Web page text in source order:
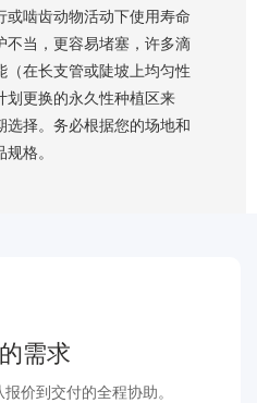
或啮齿动物活动下使用寿命
不当，更容易堵塞，许多滴
（在长支管或陡坡上均匀性
划更换的永久性种植区来
选择。务必根据您的场地和
格。
需求
价到交付的全程协助。